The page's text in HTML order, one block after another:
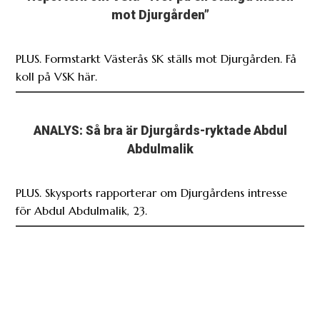
mot Djurgården”
PLUS. Formstarkt Västerås SK ställs mot Djurgården. Få
koll på VSK här.
ANALYS: Så bra är Djurgårds-ryktade Abdul
Abdulmalik
PLUS. Skysports rapporterar om Djurgårdens intresse
för Abdul Abdulmalik, 23.